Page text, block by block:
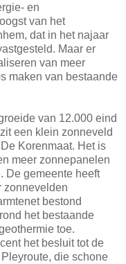
en
van het
dat in het najaar
Maar er
van meer
maken van bestaande
van 12.000 eind
een klein zonneveld
Korenmaat. Het is
meer zonnepanelen
De gemeente heeft
zonnevelden
bestond
het bestaande
toe.
het besluit tot de
die schone